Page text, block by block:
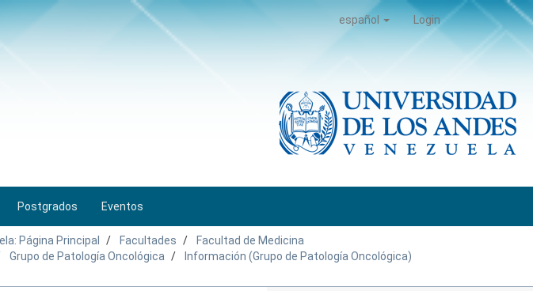
español Login
Postgrados Eventos
Página Principal Facultades
Facultad de Medicina
Grupo de Patología Oncológica
Información (Grupo de Patología Oncológica)